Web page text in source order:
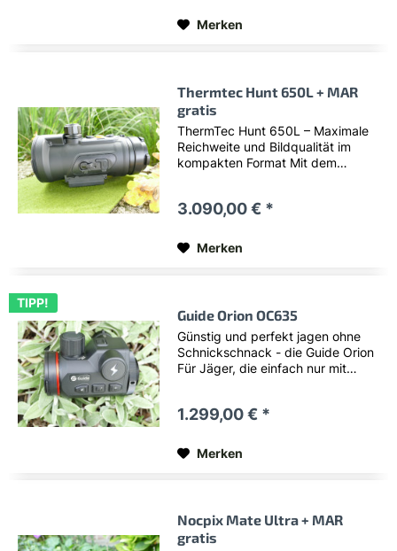
deutlich teurer, noch...
Merken
Thermtec Hunt 650L + MAR
gratis
ThermTec Hunt 650L – Maximale
Reichweite und Bildqualität im
kompakten Format Mit dem
für anspruchsvolle Jäger und
vereint bewährte...
3.090,00 € *
Merken
TIPP!
Guide Orion OC635
Günstig und perfekt jagen ohne
Schnickschnack - die Guide Orion
Für Jäger, die einfach nur mit
dabei auf Komfortfunktionen
jetzt die beste Lösung....
1.299,00 € *
Merken
Nocpix Mate Ultra + MAR
gratis